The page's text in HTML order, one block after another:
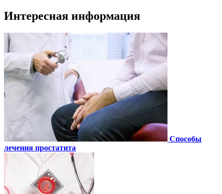
Интересная информация
Способы
лечения простатита